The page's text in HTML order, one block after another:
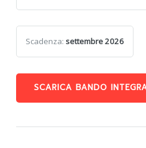
Scadenza: settembre 2026
SCARICA BANDO